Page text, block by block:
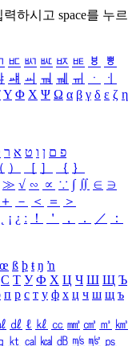
력하시고 space를 누르
ㅳ ㅴ ㅵ ㅶ ㅷ ㅸ
ㅹ
ㆈ ㆉ ㆊ ㆋ ㆌ ㆍ
ㆎ
Υ Φ Χ Ψ Ω α β γ δ ε ζ η
פ ם ן ו ט א ר
） ［ ］ ｛ ｝
≫ √ ∽ ∝ ∵ ∫ ∬ ∈ ∋
＋ － ＜ ＝
＞
¡ ¿ ː ！ ＇ ， ． ／
：
œ ß þ ŧ ŋ ŉ
С Т У Ф Х Ц Ч Ш Щ Ъ
п р с т у ф х ц ч ш щ ъ
㎗ ℓ ㎘ ㏄ ㎣ ㎤ ㎥ ㎦
㏏ ㎈ ㎉ ㏈ ㎧ ㎨ ㎰